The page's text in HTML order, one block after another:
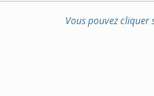
Vous pouvez